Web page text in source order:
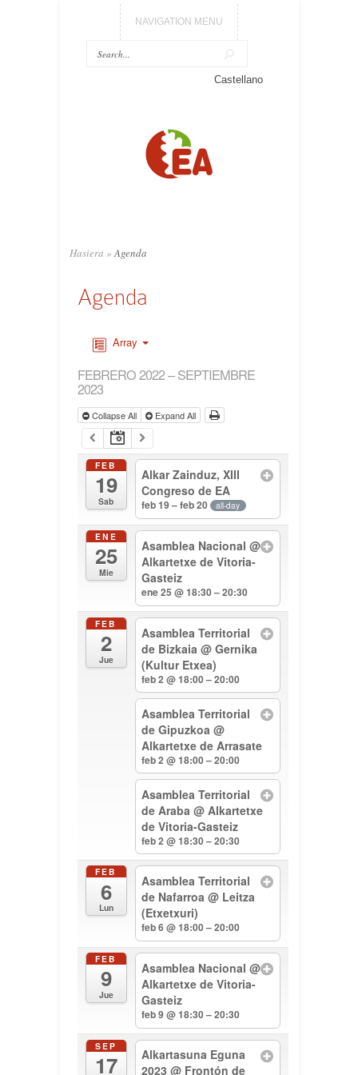
NAVIGATION MENU
Castellano
Hasiera » Agenda
Agenda
Array
FEBRERO 2022 – SEPTIEMBRE
2023
Collapse All Expand All
FEB
19
Sab
Alkar Zainduz, XIII
Congreso de EA
feb 19 – feb 20 all-day
ENE
25
Mie
Asamblea Nacional@
Alkartetxe de Vitoria-
Gasteiz
ene 25 @ 18:30 – 20:30
FEB
2
Jue
Asamblea Territorial
de Bizkaia@ Gernika
(Kultur Etxea)
feb 2 @ 18:00 – 20:00
Asamblea Territorial
de Gipuzkoa@
Alkartetxe de Arrasate
feb 2 @ 18:00 – 20:00
Asamblea Territorial
de Araba@ Alkartetxe
de Vitoria-Gasteiz
feb 2 @ 18:30 – 20:30
FEB
6
Lun
Asamblea Territorial
de Nafarroa@ Leitza
(Etxetxuri)
feb 6 @ 18:00 – 20:00
FEB
9
Jue
Asamblea Nacional@
Alkartetxe de Vitoria-
Gasteiz
feb 9 @ 18:30 – 20:30
SEP
17
Alkartasuna Eguna
2023@ Frontón de